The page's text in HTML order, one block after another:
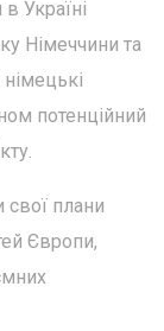
Україні
Німеччини та
потенційний
свої плани
Європи,